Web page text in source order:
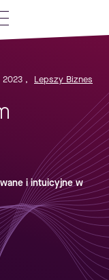
2023 , Lepszy Biznes
i intuicyjne w